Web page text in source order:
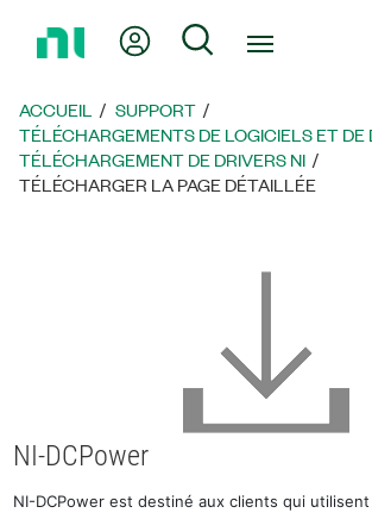
page
d’accueil
Mon compteRechercher
ACCUEIL
SUPPORT
TÉLÉCHARGEMENTS DE LOGICIELS ET DE
TÉLÉCHARGEMENT DE DRIVERS NI
TÉLÉCHARGER LA PAGE DÉTAILLÉE
NI-DCPower
NI-DCPower est destiné aux clients qui